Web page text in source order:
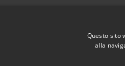
Questo sito
alla